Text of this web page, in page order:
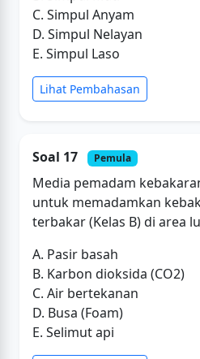
C. Simpul Anyam
D. Simpul Nelayan
E. Simpul Laso
Lihat Pembahasan
Soal 17 Pemula
Media pemadam
untuk memadamkan
terbakar (Kelas B) di area
A. Pasir basah
B. Karbon dioksida (CO2)
C. Air bertekanan
D. Busa (Foam)
E. Selimut api